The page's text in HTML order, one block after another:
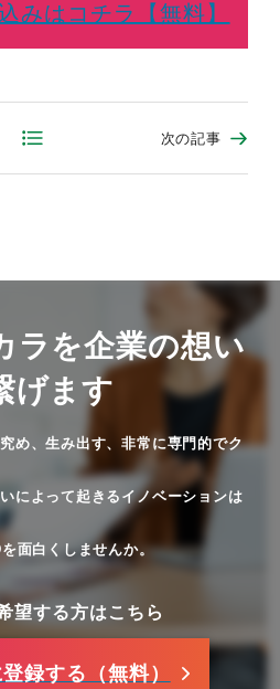
みはコチラ【無料】
次の記事
ラを企業の想い
げます
め、生み出す、非常に専門的でク
によって起きるイノベーションは
面白くしませんか。
望する方はこちら
録する（無料）